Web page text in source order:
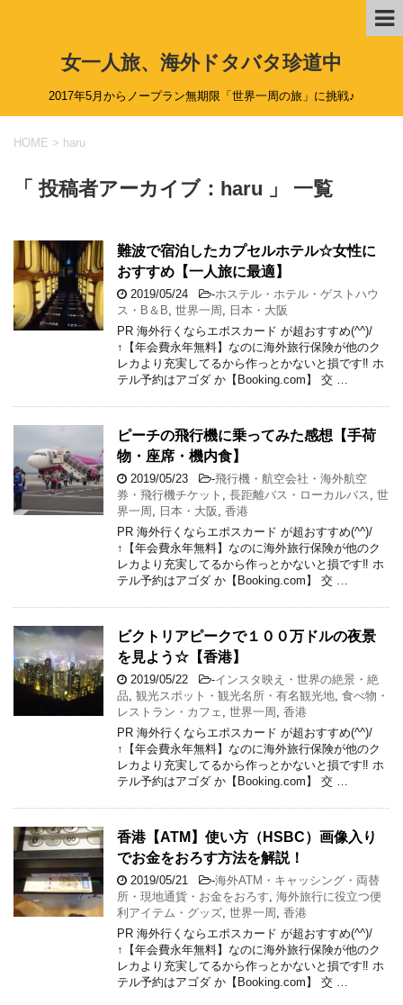
女一人旅、海外ドタバタ珍道中
2017年5月からノープラン無期限「世界一周の旅」に挑戦♪
HOME > haru
「 投稿者アーカイブ：haru 」 一覧
難波で宿泊したカプセルホテル☆女性に
おすすめ【一人旅に最適】
2019/05/24 -ホステル・ホテル・ゲストハウ
ス・B＆B 世界一周
日本・大阪
PR 海外行くならエポスカード が超おすすめ(^^)/
↑【年会費永年無料】なのに海外旅行保険が他のク
レカより充実してるから作っとかないと損です‼ ホ
テル予約はアゴダ か【Booking.com】 交 …
ピーチの飛行機に乗ってみた感想【手荷
物・座席・機内食】
2019/05/23 -飛行機・航空会社・海外航空
券・飛行機チケット
長距離バス・ローカルバス
世
界一周
日本・大阪
香港
PR 海外行くならエポスカード が超おすすめ(^^)/
↑【年会費永年無料】なのに海外旅行保険が他のク
レカより充実してるから作っとかないと損です‼ ホ
テル予約はアゴダ か【Booking.com】 交 …
ビクトリアピークで１００万ドルの夜景
を見よう☆【香港】
2019/05/22 -インスタ映え・世界の絶景・絶
品 観光スポット・観光名所・有名観光地 食べ物・
レストラン・カフェ
世界一周 香港
PR 海外行くならエポスカード が超おすすめ(^^)/
↑【年会費永年無料】なのに海外旅行保険が他のク
レカより充実してるから作っとかないと損です‼ ホ
テル予約はアゴダ か【Booking.com】 交 …
香港【ATM】使い方（HSBC）画像入り
でお金をおろす方法を解説！
2019/05/21 -海外ATM・キャッシング・両替
所・現地通貨・お金をおろす 海外旅行に役立つ便
利アイテム・グッズ 世界一周 香港
PR 海外行くならエポスカード が超おすすめ(^^)/
↑【年会費永年無料】なのに海外旅行保険が他のク
レカより充実してるから作っとかないと損です‼ ホ
テル予約はアゴダ か【Booking.com】 交 …